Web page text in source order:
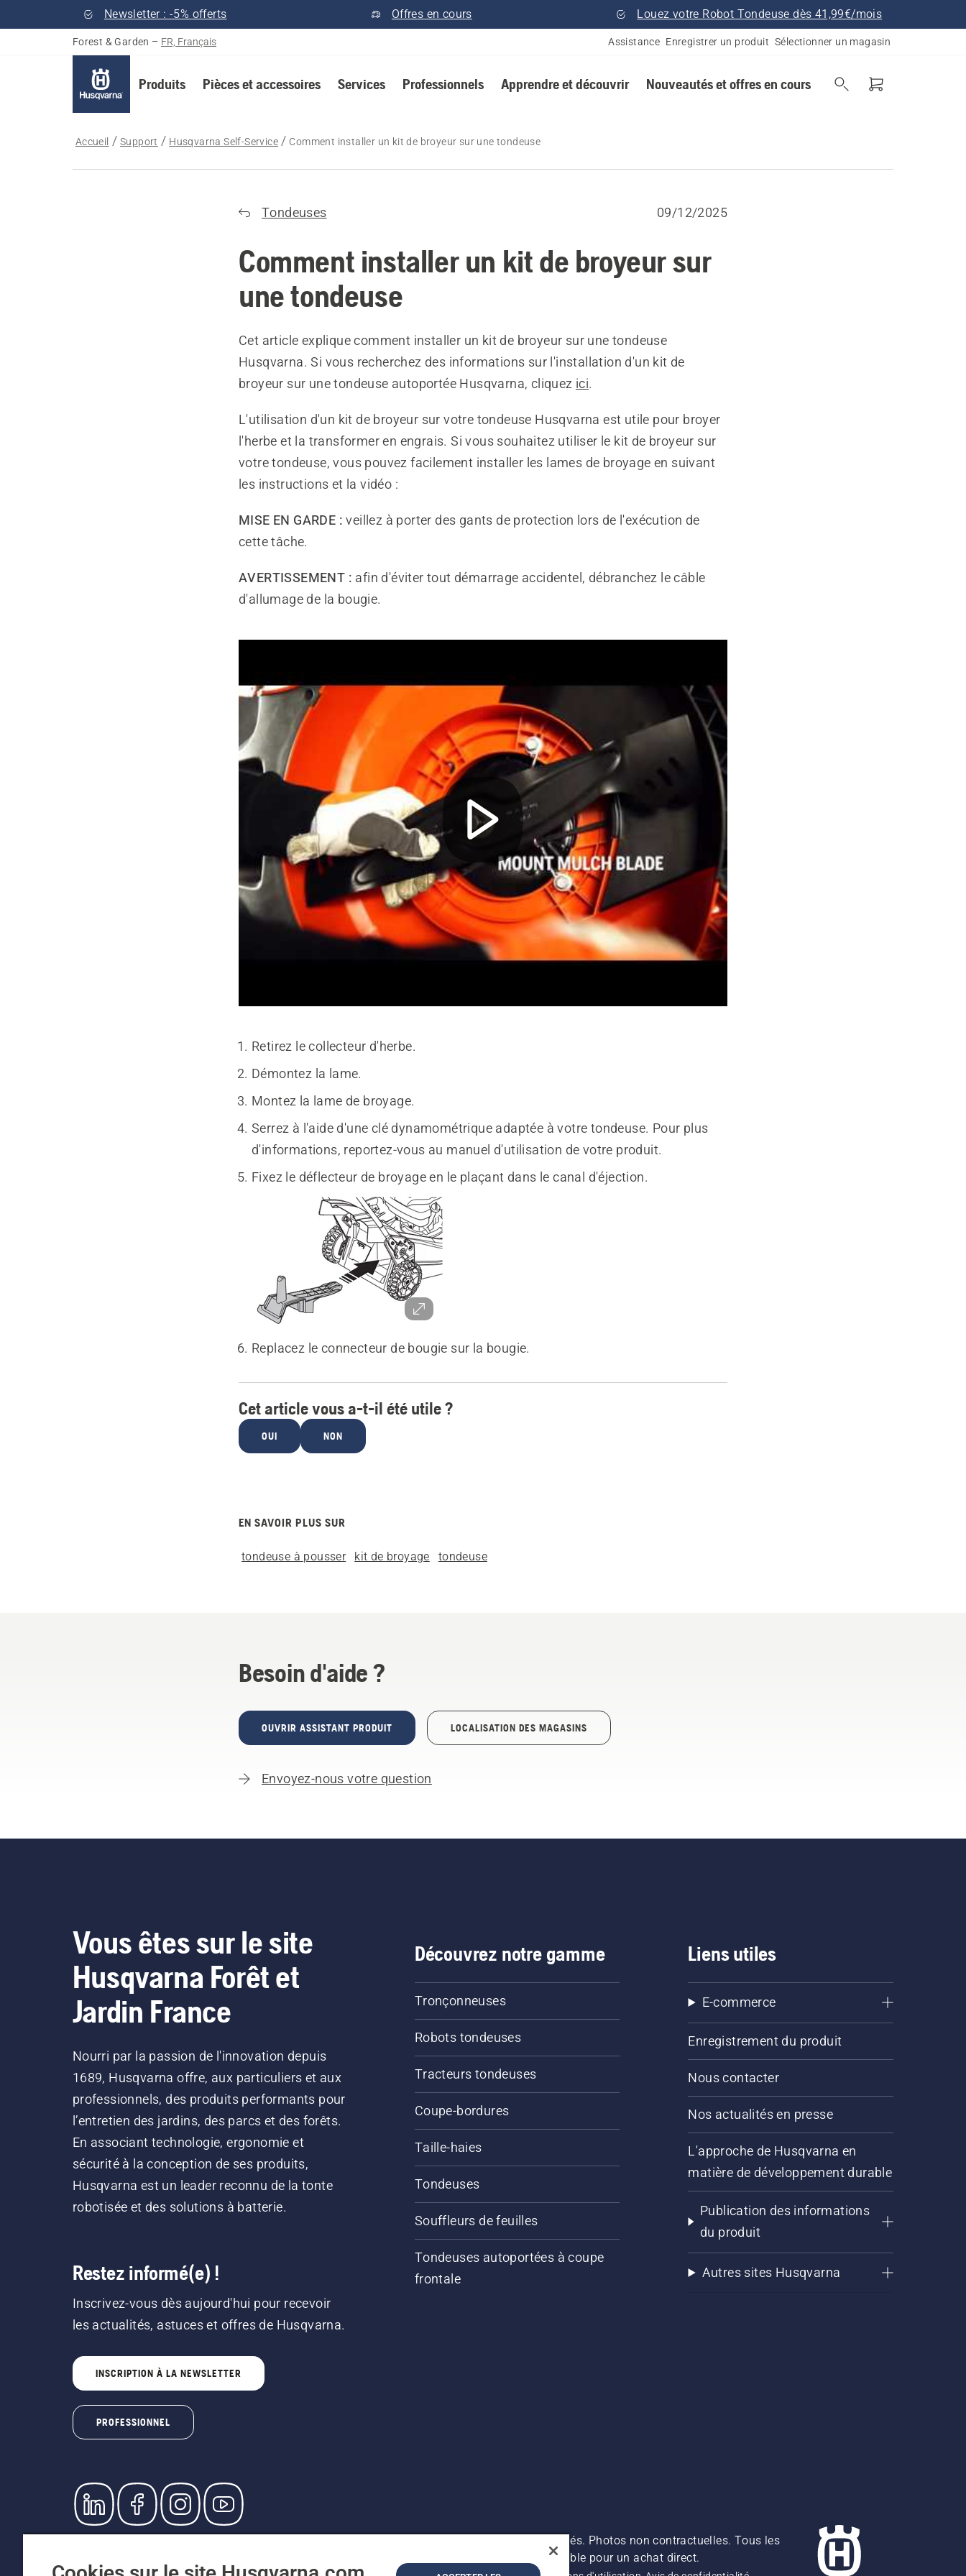
Newsletter : -5% offerts Offres en cours Louez votre Robot Tondeuse dès 41,99€/mois
Forest & Garden – FR, Français Assistance Enregistrer un produit Sélectionner un magasin
Produits Pièces et accessoires Services Professionnels Apprendre et découvrir Nouveautés et offres en cours
Accueil Support Husqvarna Self-Service Comment installer un kit de broyeur sur une tondeuse
Tondeuses 09/12/2025
Comment installer un kit de broyeur sur
une tondeuse
Cet article explique comment installer un kit de broyeur sur une tondeuse
Husqvarna. Si vous recherchez des informations sur l'installation d'un kit de
broyeur sur une tondeuse autoportée Husqvarna, cliquez ici.
L'utilisation d'un kit de broyeur sur votre tondeuse Husqvarna est utile pour broyer
l'herbe et la transformer en engrais. Si vous souhaitez utiliser le kit de broyeur sur
votre tondeuse, vous pouvez facilement installer les lames de broyage en suivant
les instructions et la vidéo :
MISE EN GARDE : veillez à porter des gants de protection lors de l'exécution de
cette tâche.
AVERTISSEMENT : afin d'éviter tout démarrage accidentel, débranchez le câble
d'allumage de la bougie.
Retirez le collecteur d'herbe.
Démontez la lame.
Montez la lame de broyage.
Serrez à l'aide d'une clé dynamométrique adaptée à votre tondeuse. Pour plus
d'informations, reportez-vous au manuel d'utilisation de votre produit.
Fixez le déflecteur de broyage en le plaçant dans le canal d'éjection.
Replacez le connecteur de bougie sur la bougie.
Cet article vous a-t-il été utile ?
OUI NON
EN SAVOIR PLUS SUR
tondeuse à pousser kit de broyage tondeuse
Besoin d'aide ?
OUVRIR ASSISTANT PRODUIT LOCALISATION DES MAGASINS
Envoyez-nous votre question
Vous êtes sur le site
Husqvarna Forêt et
Jardin France
Nourri par la passion de l'innovation depuis
1689, Husqvarna offre, aux particuliers et aux
professionnels, des produits performants pour
l’entretien des jardins, des parcs et des forêts.
En associant technologie, ergonomie et
sécurité à la conception de ses produits,
Husqvarna est un leader reconnu de la tonte
robotisée et des solutions à batterie.
Restez informé(e) !
Inscrivez-vous dès aujourd'hui pour recevoir
les actualités, astuces et offres de Husqvarna.
INSCRIPTION À LA NEWSLETTER
PROFESSIONNEL
Découvrez notre gamme
Tronçonneuses
Robots tondeuses
Tracteurs tondeuses
Coupe-bordures
Taille-haies
Tondeuses
Souffleurs de feuilles
Tondeuses autoportées à coupe
frontale
Liens utiles
E-commerce
Enregistrement du produit
Nous contacter
Nos actualités en presse
L'approche de Husqvarna en
matière de développement durable
Publication des informations
du produit
Autres sites Husqvarna
© Husqvarna AB (publ). Tous droits réservés. Les prix indiqués sont des prix de vente conseillés. Photos non contractuelles. Tous les
prix indiqués sont des prix de vente recommandés (TVA incluse), sauf si le produit est disponible pour un achat direct.